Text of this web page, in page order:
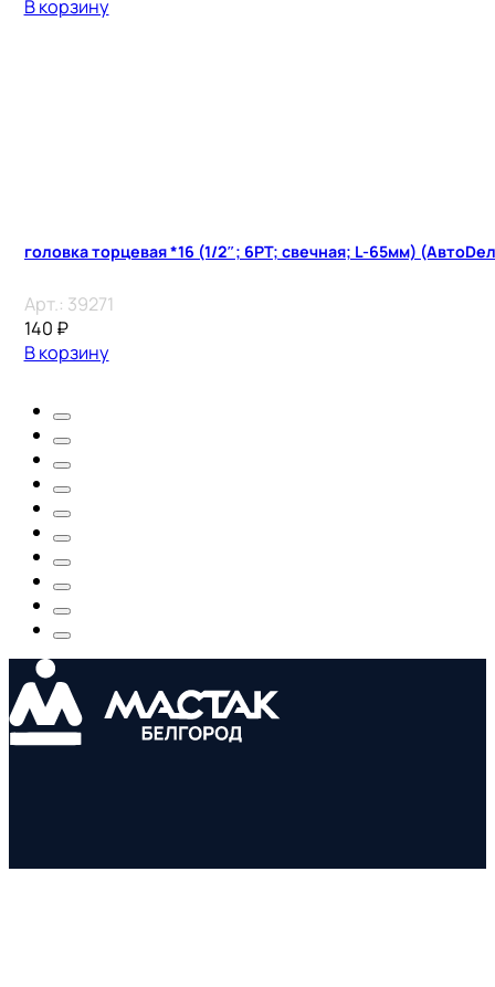
В корзину
головка торцевая *16 (1/2″; 6PT; свечная; L-65мм)
Арт.: 39271
140 ₽
В корзину